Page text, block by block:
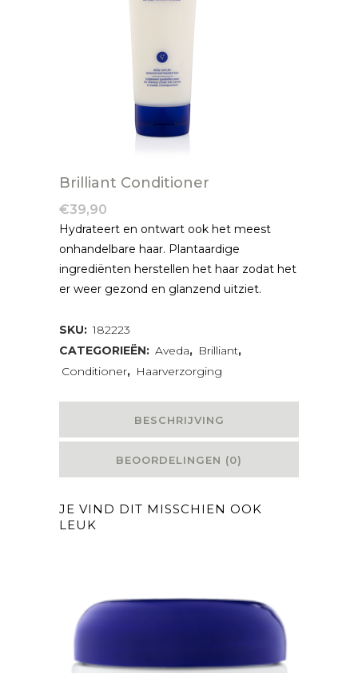
Brilliant Conditioner
€39,90
Hydrateert en ontwart ook het meest
onhandelbare haar. Plantaardige
ingrediënten herstellen het haar zodat het
er weer gezond en glanzend uitziet.
SKU: 182223
CATEGORIEËN: Aveda, Brilliant,
Conditioner, Haarverzorging
BESCHRIJVING
BEOORDELINGEN (0)
JE VIND DIT MISSCHIEN OOK
LEUK